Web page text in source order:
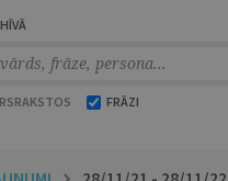
FRĀZI